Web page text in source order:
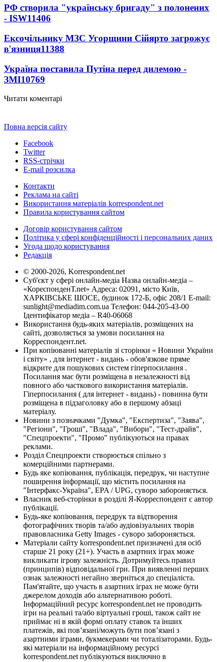
РФ створила "українську бригаду" з полонених
- ISW11406
Ексочільнику МЗС Угорщини Сійярто загрожує
в'язниця11388
Україна поставила Путіна перед дилемою -
ЗМІ10769
Читати коментарі
Повна версія сайту
Facebook
Twitter
RSS-стрічки
E-mail розсилка
Контакти
Реклама на сайті
Використання матеріалів korrespondent.net
Правила користування сайтом
Договір користування сайтом
Політика у сфері конфіденційності і персональних даних
Угода щодо користування
Редакція
© 2000-2026, Korrespondent.net
Суб'єкт у сфері онлайн-медіа Назва онлайн-медіа –
«КореспонденТ.net» Адреса: 02091, місто Київ,
ХАРКІВСЬКЕ ШОСЕ, будинок 172-Б, офіс 208/1 E-mail:
sunlight@mediadim.com.ua Телефон: 044-205-43-00
Ідентифікатор медіа – R40-06068
Використання будь-яких матеріалів, розміщених на
сайті, дозволяється за умови посилання на
Корреспондент.net.
При копіюванні матеріалів зі сторінки « Новини України
і світу» , для інтернет - видань - обов'язкове пряме
відкрите для пошукових систем гіперпосилання .
Посилання має бути розміщена в незалежності від
повного або часткового використання матеріалів.
Гіперпосилання ( для інтернет - видань) - повинна бути
розміщена в підзаголовку або в першому абзаці
матеріалу.
Новини з позначками "Думка", "Експертиза", "Заява",
"Регіони", "Гроші", "Влада", "Вибори", "Тест-драйв",
"Спецпроекти", "Промо" публікуються на правах
реклами.
Розділ Спецпроекти створюється спільно з
комерційними партнерами.
Будь яке копіювання, публікація, передрук, чи наступне
поширення інформації, що містить посилання на
"Інтерфакс-Україна", EPA / UPG, суворо забороняється.
Власник веб-сторінки в розділі Я-Корреспондент є автор
публікації.
Будь-яке копіювання, передрук та відтворення
фотографічних творів та/або аудіовізуальних творів
правовласника Getty Images - суворо забороняється.
Матеріали сайту korrespondent.net призначені для осіб
старше 21 року (21+). Участь в азартних іграх може
викликати ігрову залежність. Дотримуйтесь правил
(принципів) відповідальної гри. При виявленні перших
ознак залежності негайно зверніться до спеціаліста.
Пам'ятайте, що участь в азартних іграх не може бути
джерелом доходів або альтернативою роботі.
Інформаційний ресурс korrespondent.net не проводить
ігри на реальні та/або віртуальні гроші, також сайт не
приймає ні в якій формі оплату ставок та інших
платежів, які пов’язані/можуть бути пов’язані з
азартними іграми, букмекерами чи тоталізаторами. Будь-
які матеріали на інформаційному ресурсі
korrespondent.net публікуються виключно в